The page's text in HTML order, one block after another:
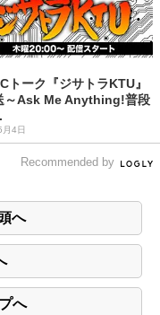
トーク『ジサトラKTU』
～Ask Me Anything!普段
4日
Recommended by
へ
へ